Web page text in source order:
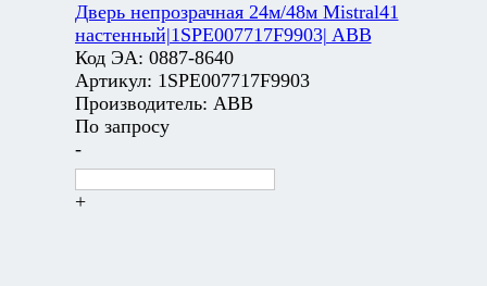
Дверь непрозрачная 24м/48м Mistral41
настенный|1SPE007717F9903| ABB
Код ЭА: 0887-8640
Артикул: 1SPE007717F9903
Производитель: ABB
По запросу
-
+